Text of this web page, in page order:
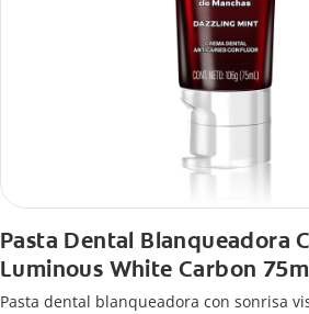
Pasta Dental Blanqueadora
Luminous White Carbon
Pasta dental blanqueadora con sonrisa